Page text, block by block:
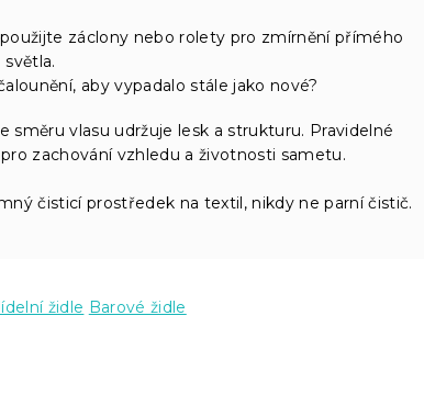
záclony nebo rolety pro zmírnění přímého
světla.
aby vypadalo stále jako nové?
vlasu udržuje lesk a strukturu. Pravidelné
zachování vzhledu a životnosti sametu.
čisticí prostředek na textil, nikdy ne parní čistič.
židle Barové židle